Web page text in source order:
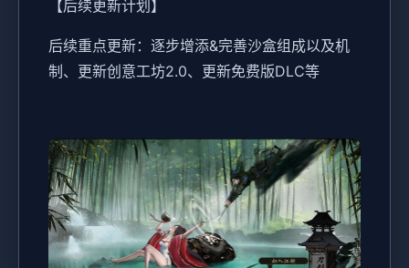
【后续更新计划】
后续重点更新：逐步增添&完善沙盒组成以及机
制、更新创意工坊2.0、更新免费版DLC等